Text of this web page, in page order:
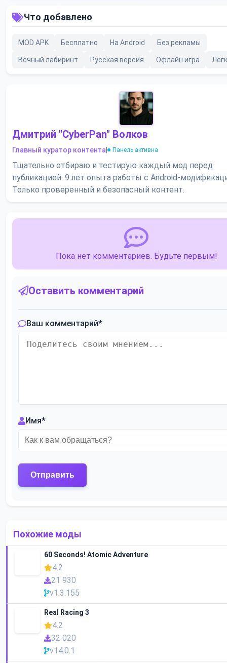
Что добавлено
MOD APK Бесплатно На Android Без рекламы
Вечный лабиринт Русская версия Офлайн игра
Дмитрий "CyberPan" Волков
Главный куратор контента Панель активна
Тщательно отбираю и тестирую каждый мод перед
публикацией. 9 лет опыта работы с Android-
Только проверенный и безопасный контент.
Пока нет комментариев. Будьте первым!
Оставить комментарий
Ваш комментарий*
Имя*
Похожие моды
60 Seconds! Atomic Adventure
4.2
21 930
v1.3.155
Real Racing 3
4.2
32 020
v14.0.1